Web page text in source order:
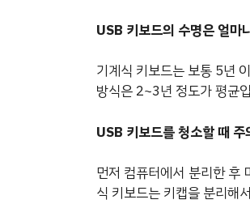
USB 키보드의 수명은 얼마
기계식 키보드는 보통 5년
방식은 2~3년 정도가 평균
USB 키보드를 청소할 때 주
먼저 컴퓨터에서 분리한 후
식 키보드는 키캡을 분리해